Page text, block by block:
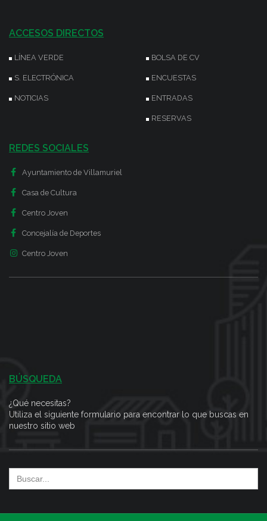
ACCESOS DIRECTOS
LÍNEA VERDE
S. ELECTRÓNICA
NOTICIAS
BOLSA DE CV
ENCUESTAS
ENTRADAS
RESERVAS
REDES SOCIALES
Ayuntamiento de Villamuriel
Casa de Cultura
Centro Joven
Concejalía de Deportes
Centro Joven
BÚSQUEDA
¿Qué necesitas?
Utiliza el siguiente formulario para encontrar lo que buscas en
nuestro sitio web
Search
for: